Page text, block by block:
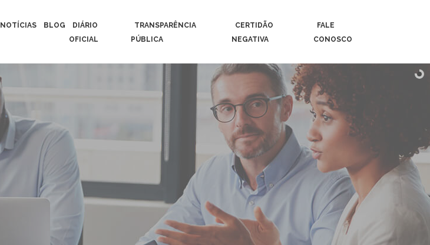
NOTÍCIAS BLOG
DIÁRIO
OFICIAL
TRANSPARÊNCIA
PÚBLICA
CERTIDÃO
NEGATIVA
FALE
CONOSCO